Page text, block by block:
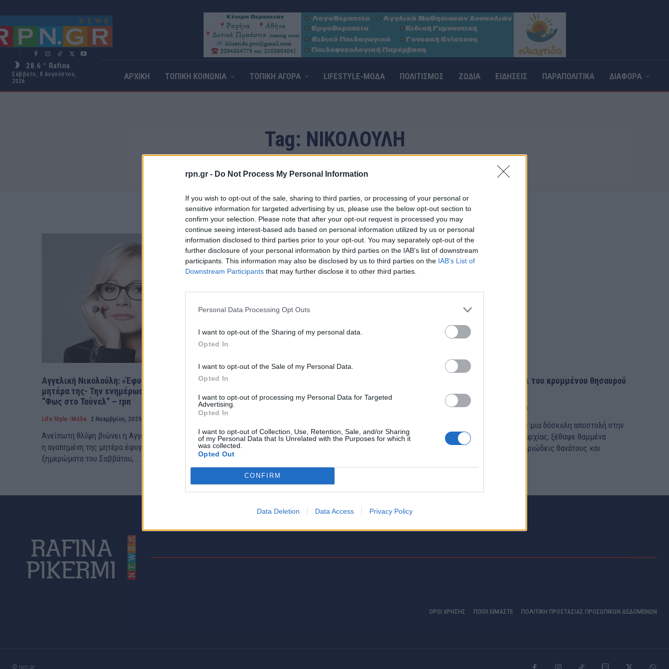
rpn.gr - Do Not Process My Personal Information
If you wish to opt-out of the sale, sharing to third parties, or processing of your personal or
sensitive information for targeted advertising by us, please use the below opt-out section to
confirm your selection. Please note that after your opt-out request is processed you may
continue seeing interest-based ads based on personal information utilized by us or personal
information disclosed to third parties prior to your opt-out. You may separately opt-out of the
further disclosure of your personal information by third parties on the IAB’s list of downstream
participants. This information may also be disclosed by us to third parties on the IAB’s List of
Downstream Participants that may further disclose it to other third parties.
Personal Data Processing Opt Outs
I want to opt-out of the Sharing of my personal data.
Opted In
I want to opt-out of the Sale of my Personal Data.
Opted In
I want to opt-out of processing my Personal Data for Targeted
Advertising.
Opted In
I want to opt-out of Collection, Use, Retention, Sale, and/or Sharing
of my Personal Data that Is Unrelated with the Purposes for which it
was collected.
Opted Out
CONFIRM
Data Deletion Data Access Privacy Policy
28.6 C Rafina
Σάββατο, 8 Αυγούστου,
2026
ΑΡΧΙΚΗ ΤΟΠΙΚΗ ΚΟΙΝΩΝΙΑ ΤΟΠΙΚΗ ΑΓΟΡΑ LIFESTYLE-ΜΟΔΑ ΠΟΛΙΤΙΣΜΟΣ ΖΩΔΙΑ ΕΙΔΗΣΕΙΣ ΠΑΡΑΠΟΛΙΤΙΚΑ ΔΙΑΦΟΡΑ
Tag: ΝΙΚΟΛΟΥΛΗ
Αγγελική Νικολούλη: «Έφυγε» από τη ζωή η
μητέρα της- Την ενημέρωσαν μόλις τελείωσε το
“Φως στο Τούνελ” – rpn
Life Style -Μόδα 2 Νοεμβρίου, 2025
Ανείπωτη θλίψη βιώνει η Αγγελική Νικολούλη, καθώς
η αγαπημένη της μητέρα έφυγε από τη ζωή τα
ξημερώματα του Σαββάτου,...
προκαλέσει η εξαφάνιση του 45χρονου Χαράλαμπου
Δύο θύματα στο κυνήγι του κρυμμένου θησαυρού
στο Μεσολόγγι
ΕΙΔΗΣΕΙΣ 19 Οκτωβρίου, 2019
Η Αγγελική Νικολούλη σε μια δύσκολη αποστολή στην
καρδιά της ελληνικής επαρχίας, ξέθαψε θαμμένα
μυστικά , εντόπισε μυστηριώδεις θανάτους και
ΟΡΟΙ ΧΡΗΣΗΣ ΠΟΙΟΊ ΕΊΜΑΣΤΕ ΠΟΛΙΤΙΚΗ ΠΡΟΣΤΑΣΙΑΣ ΠΡΟΣΩΠΙΚΩΝ ΔΕΔΟΜΕΝΩΝ
© rpn.gr